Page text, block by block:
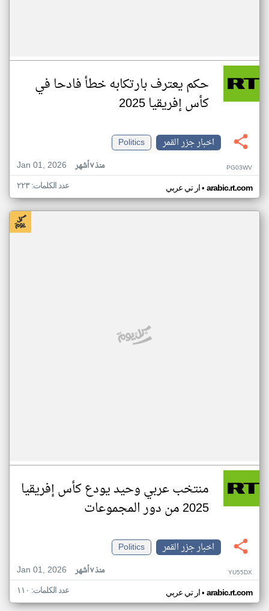
حكم يعترف بارتكابه خطأ فادحا في
كأس إفريقيا 2025
اخبار جزر القمر
Politics
Jan 01, 2026
منذ ٧ أشهر PG03WV
ار تي عربي• arabic.rt.com عدد الكلمات: ٢٢٣
منتخب عربي وحيد يودع كأس إفريقيا
2025 من دور المجموعات
اخبار جزر القمر
Politics
Jan 01, 2026
منذ ٧ أشهر YU55DX
ار تي عربي• arabic.rt.com عدد الكلمات: ١١٠